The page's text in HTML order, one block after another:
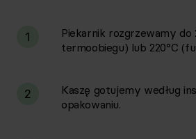
1
Piekarnik rozgrzewamy do
termoobiegu) lub 220°C
2
Kaszę gotujemy według
opakowaniu.